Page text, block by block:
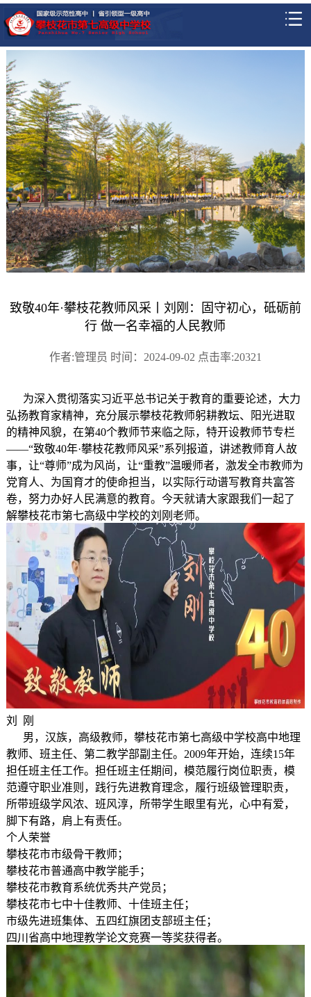
致敬40年·攀枝花教师风采丨刘刚：固守初心，砥砺前
行 做一名幸福的人民教师
作者:管理员 时间：2024-09-02 点击率:20321
为深入贯彻落实习近平总书记关于教育的重要论述，大力
弘扬教育家精神，充分展示攀枝花教师躬耕教坛、阳光进取
的精神风貌，在第40个教师节来临之际，特开设教师节专栏
——“致敬40年·攀枝花教师风采”系列报道，讲述教师育人故
事，让“尊师”成为风尚，让“重教”温暖师者，激发全市教师为
党育人、为国育才的使命担当，以实际行动谱写教育共富答
卷，努力办好人民满意的教育。今天就请大家跟我们一起了
解攀枝花市第七高级中学校的刘刚老师。
刘 刚
男，汉族，高级教师，攀枝花市第七高级中学校高中地理
教师、班主任、第二教学部副主任。2009年开始，连续15年
担任班主任工作。担任班主任期间，模范履行岗位职责，模
范遵守职业准则，践行先进教育理念，履行班级管理职责，
所带班级学风浓、班风淳，所带学生眼里有光，心中有爱，
脚下有路，肩上有责任。
个人荣誉
攀枝花市市级骨干教师；
攀枝花市普通高中教学能手；
攀枝花市教育系统优秀共产党员；
攀枝花市七中十佳教师、十佳班主任；
市级先进班集体、五四红旗团支部班主任；
四川省高中地理教学论文竞赛一等奖获得者。